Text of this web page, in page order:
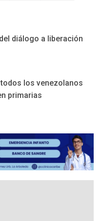
diálogo a liberación
los venezolanos
primarias
ÚLTIMA HORA
capacidad
con flota
ÚLTIMA HORA
hundimiento de la
Arismendi» a